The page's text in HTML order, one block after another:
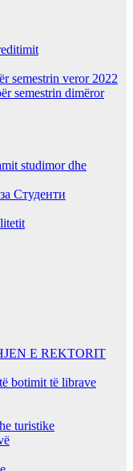
semestrin veror 2022
semestrin dimëror
studimor dhe
Студенти
E REKTORIT
botimit të librave
turistike